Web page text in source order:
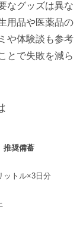
なグッズは異な
用品や医薬品の
や体験談も参考
とで失敗を減ら
推奨備蓄
ットル×3日分